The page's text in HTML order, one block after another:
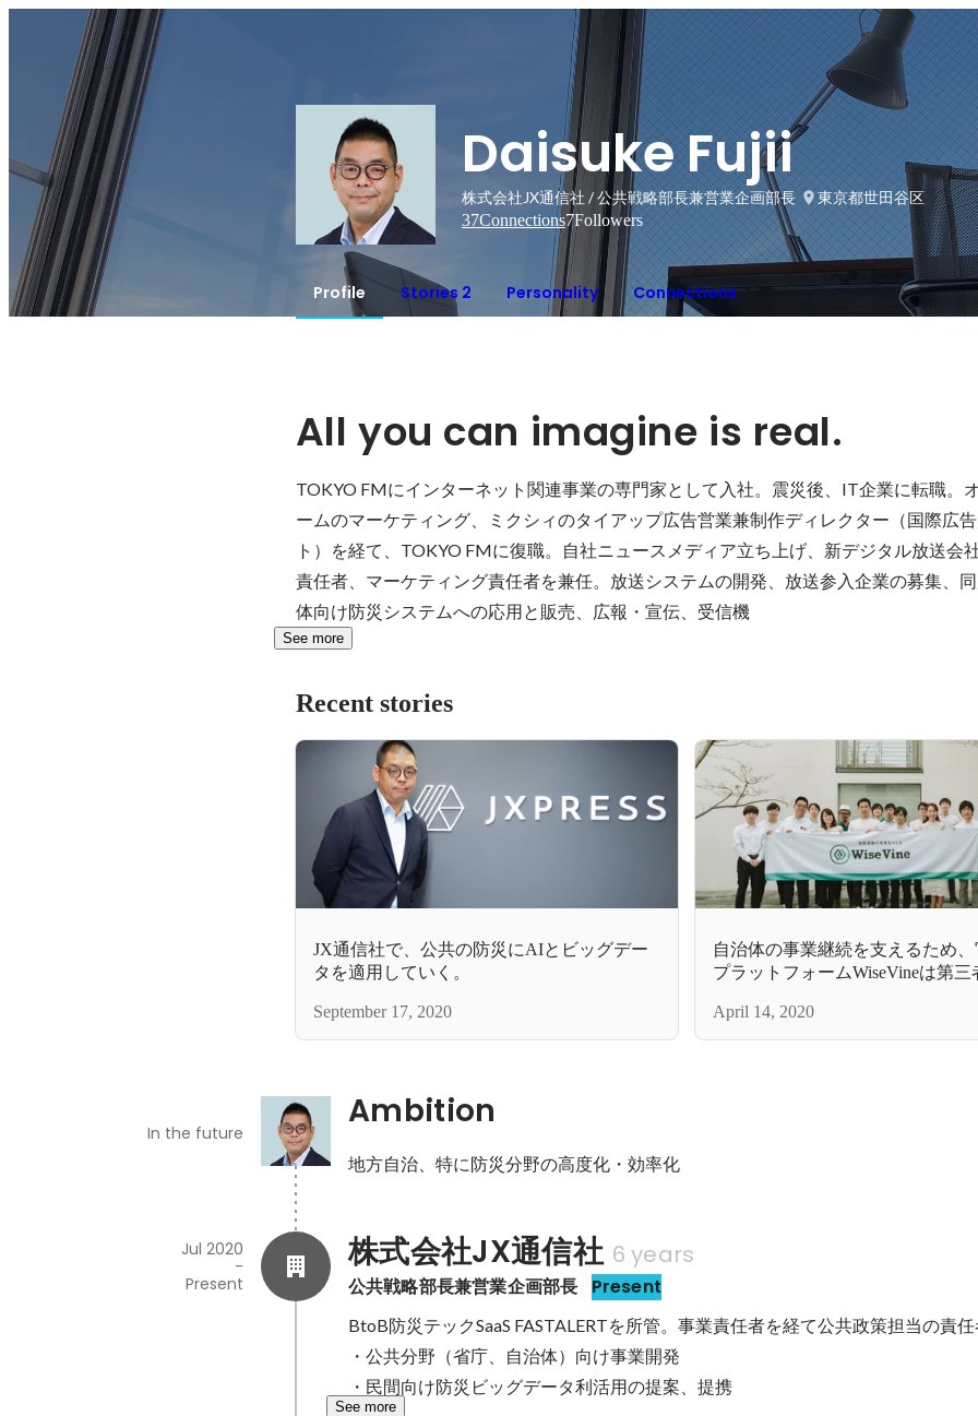
Daisuke Fujii
株式会社JX通信社 / 公共戦略部長兼営業企画部長
東京都世田谷区
37Connections7Followers
Profile Stories 2 Personality Connections
All you can imagine is real.
TOKYO FMにインターネット関連事業の専門家として入社。震災後、IT企業に転職。
ームのマーケティング、ミクシィのタイアップ広告営業兼制作ディレクター（国際広
ト）を経て、TOKYO FMに復職。自社ニュースメディア立ち上げ、新デジタル放送会
責任者、マーケティング責任者を兼任。放送システムの開発、放送参入企業の募集、
体向け防災システムへの応用と販売、広報・宣伝、受信機
See more
Recent stories
JX通信社で、公共の防災にAIとビッグデー
タを適用していく。
September 17, 2020
自治体の事業継続を支えるため
プラットフォームWiseVineは第
April 14, 2020
Ambition
In the future
地方自治、特に防災分野の高度化・効率化
株式会社JX通信社 6 years
公共戦略部長兼営業企画部長 Present
Jul 2020
-
Present
BtoB防災テックSaaS FASTALERTを所管。事業責任者を経て公共政策担当の責
・公共分野（省庁、自治体）向け事業開発
・民間向け防災ビッグデータ利活用の提案、提携
See more